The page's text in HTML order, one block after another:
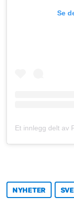
Se
NYHETER